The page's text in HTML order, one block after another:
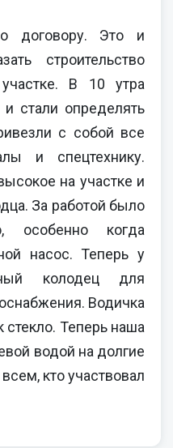
договору. Это и
строительство
В 10 утра
стали определять
с собой все
и спецтехнику.
на участке и
За работой было
особенно когда
насос. Теперь у
колодец для
Водичка
стекло. Теперь наша
водой на долгие
кто участвовал